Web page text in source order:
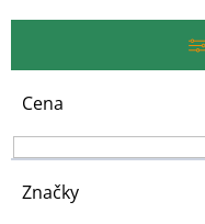
k
t
Cena
Značky